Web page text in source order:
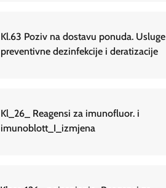
Kl.63 Poziv na dostavu ponuda. Usluge
preventivne dezinfekcije i deratizacije
Kl_26_ Reagensi za imunofluor. i
imunoblott_I_izmjena